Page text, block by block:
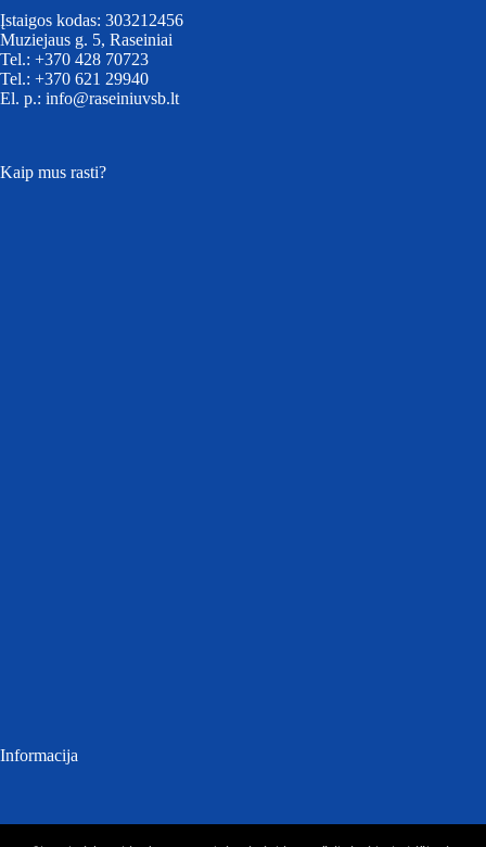
Įstaigos kodas: 303212456
Muziejaus g. 5, Raseiniai
Tel.: +370 428 70723
Tel.: +370 621 29940
El. p.: info@raseiniuvsb.lt
Kaip mus rasti?
Informacija